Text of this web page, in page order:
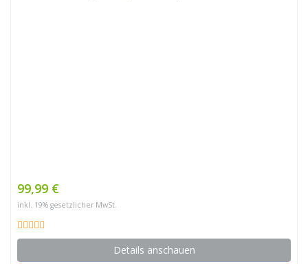
99,99 €
inkl. 19% gesetzlicher MwSt.
Details anschauen